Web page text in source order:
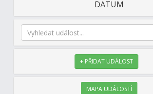
DATUM
+ PŘIDAT UDÁLOST
MAPA UDÁLOSTÍ